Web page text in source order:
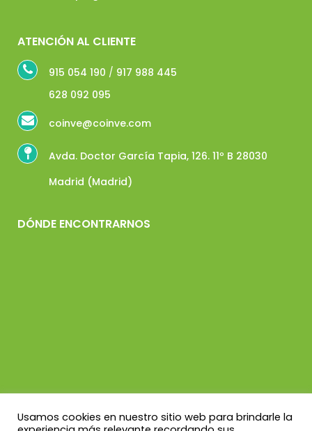
ATENCIÓN AL CLIENTE
915 054 190 / 917 988 445
628 092 095
coinve@coinve.com
Avda. Doctor García Tapia, 126. 11º B 28030
Madrid (Madrid)
DÓNDE ENCONTRARNOS
Usamos cookies en nuestro sitio web para brindarle la